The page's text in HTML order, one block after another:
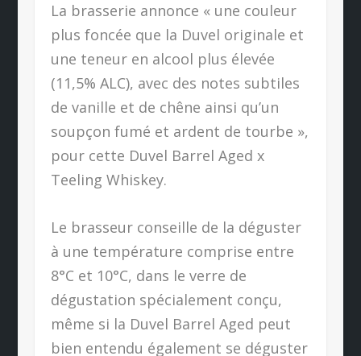
La brasserie annonce « une couleur
plus foncée que la Duvel originale et
une teneur en alcool plus élevée
(11,5% ALC), avec des notes subtiles
de vanille et de chêne ainsi qu’un
soupçon fumé et ardent de tourbe »,
pour cette Duvel Barrel Aged x
Teeling Whiskey.
Le brasseur conseille de la déguster
à une température comprise entre
8°C et 10°C, dans le verre de
dégustation spécialement conçu,
même si la Duvel Barrel Aged peut
bien entendu également se déguster